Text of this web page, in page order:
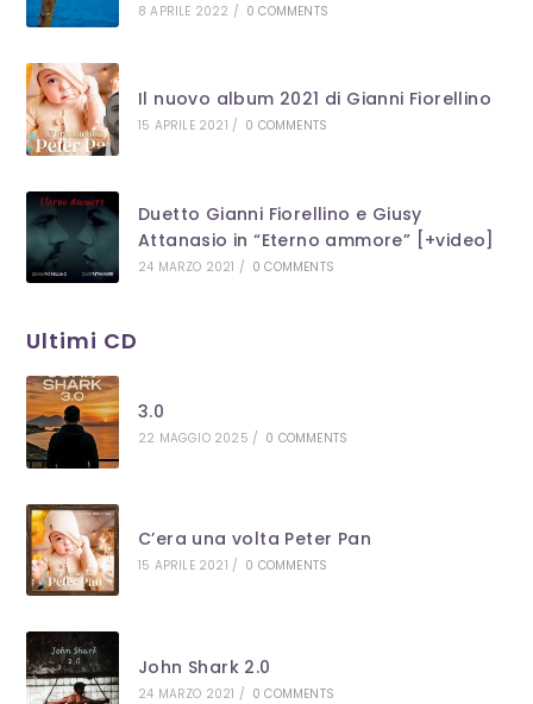
8 APRILE 2022 / 0 COMMENTS
Il nuovo album 2021 di Gianni Fiorellino
15 APRILE 2021 / 0 COMMENTS
Duetto Gianni Fiorellino e Giusy
Attanasio in “Eterno ammore” [+video]
24 MARZO 2021 / 0 COMMENTS
Ultimi CD
3.0
22 MAGGIO 2025 / 0 COMMENTS
C’era una volta Peter Pan
15 APRILE 2021 / 0 COMMENTS
John Shark 2.0
24 MARZO 2021 / 0 COMMENTS